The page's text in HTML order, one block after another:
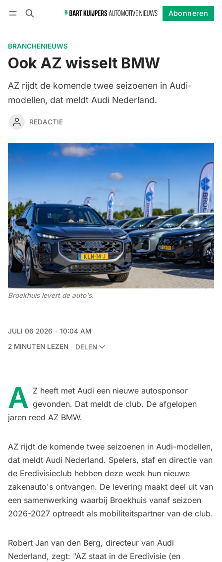
Abonneren
BRANCHENIEUWS
Ook AZ wisselt BMW
AZ rijdt de komende twee seizoenen in Audi-
modellen, dat meldt Audi Nederland.
REDACTIE
Broekhuis levert de auto's.
JULI 06 2026
10:04 AM
2 MINUTEN LEZEN
DELEN
A Z heeft met Audi een nieuwe autosponsor
gevonden. Dat meldt de club. De afgelopen
jaren reed AZ BMW.
AZ rijdt de komende twee seizoenen in Audi-modellen,
dat meldt Audi Nederland. Spelers, staf en directie van
de Eredivisieclub hebben deze week hun nieuwe
zakenauto's ontvangen. De levering maakt deel uit van
een samenwerking waarbij Broekhuis vanaf seizoen
2026-2027 optreedt als mobiliteitspartner van de club.
Robert Jan van den Berg, directeur van Audi
Nederland, zegt: "AZ staat in de Eredivisie (en